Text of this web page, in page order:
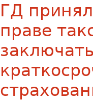
ГД
праве